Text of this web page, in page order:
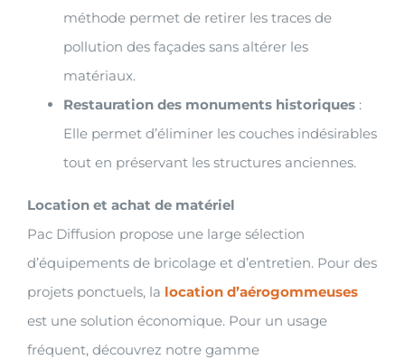
méthode permet de retirer les traces de
pollution des façades sans altérer les
matériaux.
Restauration des monuments historiques :
Elle permet d’éliminer les couches indésirables
tout en préservant les structures anciennes.
Location et achat de matériel
Pac Diffusion propose une large sélection
d’équipements de bricolage et d’entretien. Pour des
projets ponctuels, la location d’aérogommeuses
est une solution économique. Pour un usage
fréquent, découvrez notre gamme